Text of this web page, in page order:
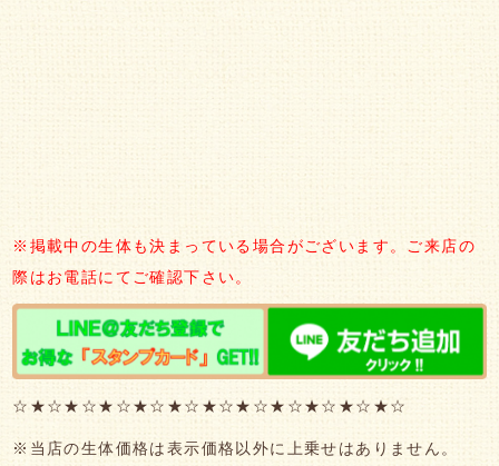
※掲載中の生体も決まっている場合がございます。ご来店の
際はお電話にてご確認下さい。
☆★☆★☆★☆★☆★☆★☆★☆★☆★☆★☆★☆
※当店の生体価格は表示価格以外に上乗せはありません。